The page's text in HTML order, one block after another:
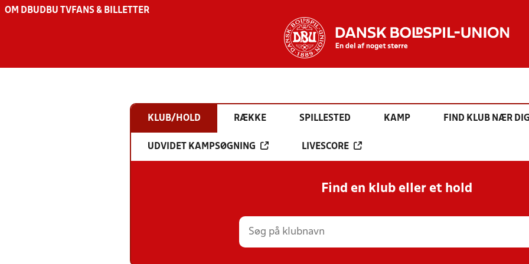
OM DBU DBU TV FANS & BILLETTER
KLUB/HOLD RÆKKE SPILLESTED KAMP FIND KLUB NÆR
UDVIDET KAMPSØGNING LIVESCORE
Find en klub eller et hold